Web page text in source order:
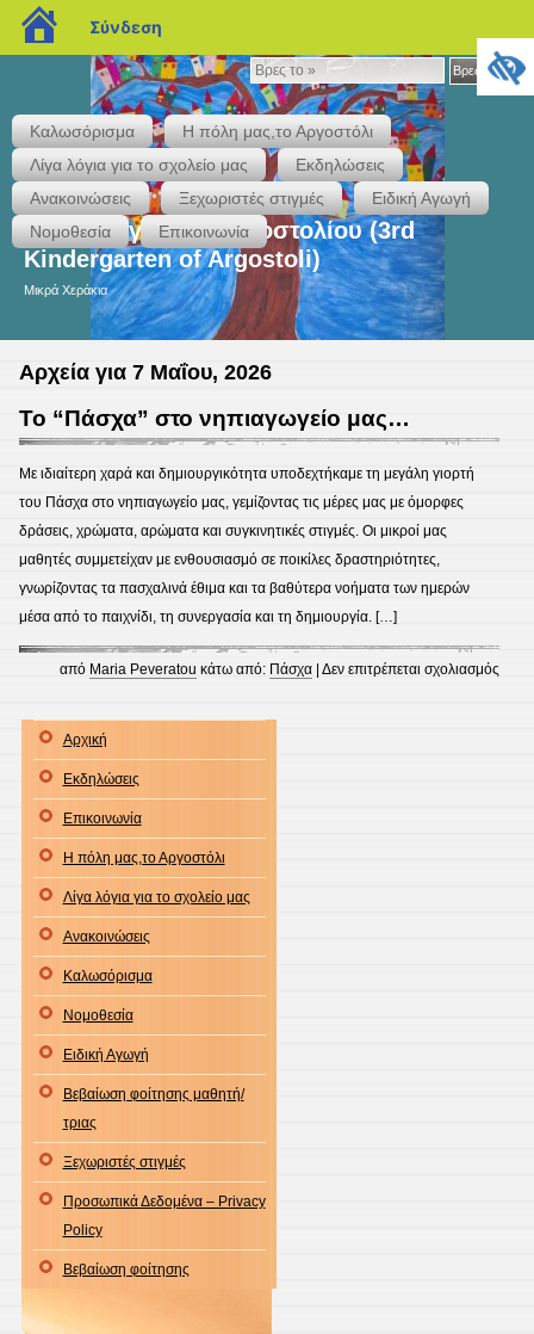
Βρες
το
»
Βρες το »
Καλωσόρισμα
Η πόλη μας,το Αργοστόλι
Λίγα λόγια για το σχολείο μας
Εκδηλώσεις
Ανακοινώσεις
Ξεχωριστές στιγμές
Ειδική Αγωγή
Νομοθεσία
Επικοινωνία
3ο Νηπιαγωγείο Αργοστολίου (3rd
Kindergarten of Argostoli)
Μικρά Χεράκια
Αρχεία για 7 Μαΐου, 2026
Το “Πάσχα” στο νηπιαγωγείο μας…
Με ιδιαίτερη χαρά και δημιουργικότητα υποδεχτήκαμε τη μεγάλη γιορτή
του Πάσχα στο νηπιαγωγείο μας, γεμίζοντας τις μέρες μας με όμορφες
δράσεις, χρώματα, αρώματα και συγκινητικές στιγμές. Οι μικροί μας
μαθητές συμμετείχαν με ενθουσιασμό σε ποικίλες δραστηριότητες,
γνωρίζοντας τα πασχαλινά έθιμα και τα βαθύτερα νοήματα των ημερών
μέσα από το παιχνίδι, τη συνεργασία και τη δημιουργία. […]
από Maria Peveratou κάτω από: Πάσχα |Δεν επιτρέπεται σχολιασμός
Αρχική
Εκδηλώσεις
Επικοινωνία
Η πόλη μας,το Αργοστόλι
Λίγα λόγια για το σχολείο μας
Ανακοινώσεις
Καλωσόρισμα
Νομοθεσία
Ειδική Αγωγή
Βεβαίωση φοίτησης μαθητή/
τριας
Ξεχωριστές στιγμές
Προσωπικά Δεδομένα – Privacy
Policy
Βεβαίωση φοίτησης
blogs.sch.gr
Σύνδεση